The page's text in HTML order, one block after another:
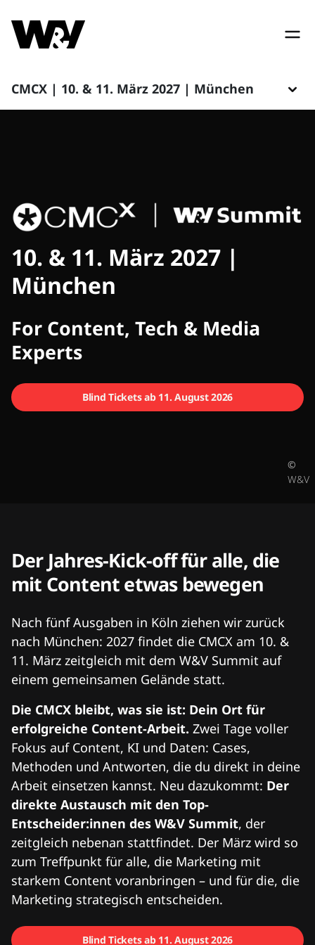
CMCX | 10. & 11. März 2027 | München
CMCX
10. & 11. März 2027 |
München
For Content, Tech & Media
Experts
Blind Tickets ab 11. August 2026
©
W&V
Der Jahres-Kick-off für alle, die
mit Content etwas bewegen
Nach fünf Ausgaben in Köln ziehen wir zurück
nach München: 2027 findet die CMCX am 10. &
11. März zeitgleich mit dem W&V Summit auf
einem gemeinsamen Gelände statt.
Die CMCX bleibt, was sie ist: Dein Ort für
erfolgreiche Content-Arbeit. Zwei Tage voller
Fokus auf Content, KI und Daten: Cases,
Methoden und Antworten, die du direkt in deine
Arbeit einsetzen kannst. Neu dazukommt: Der
direkte Austausch mit den Top-
Entscheider:innen des W&V Summit, der
zeitgleich nebenan stattfindet. Der März wird so
zum Treffpunkt für alle, die Marketing mit
starkem Content voranbringen – und für die, die
Marketing strategisch entscheiden.
Blind Tickets ab 11. August 2026